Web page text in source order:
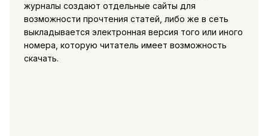
журналы создают отдельные сайты для
возможности прочтения статей, либо же в сеть
выкладывается электронная версия того или иного
номера, которую читатель имеет возможность
скачать.